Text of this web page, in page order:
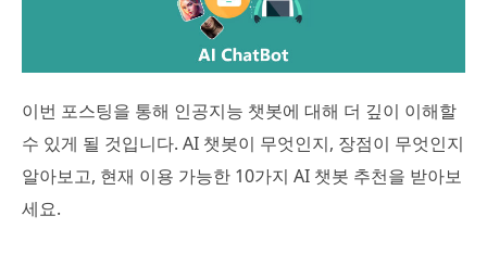
이번 포스팅을 통해 인공지능 챗봇에 대해 더 깊이 이해할
수 있게 될 것입니다. AI 챗봇이 무엇인지, 장점이 무엇인지
알아보고, 현재 이용 가능한 10가지 AI 챗봇 추천을 받아보
세요.